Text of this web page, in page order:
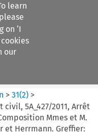
learn
on ‘I
cookies
our
>31(2) >
5A_427/2011, Arrêt
Mmes et M.
et Herrmann. Greffier: